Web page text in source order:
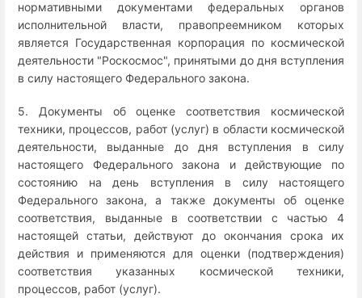
нормативными документами федеральных органов
исполнительной власти, правопреемником которых
является Государственная корпорация по космической
деятельности "Роскосмос", принятыми до дня вступления
в силу настоящего Федерального закона.
5. Документы об оценке соответствия космической
техники, процессов, работ (услуг) в области космической
деятельности, выданные до дня вступления в силу
настоящего Федерального закона и действующие по
состоянию на день вступления в силу настоящего
Федерального закона, а также документы об оценке
соответствия, выданные в соответствии с частью 4
настоящей статьи, действуют до окончания срока их
действия и применяются для оценки (подтверждения)
соответствия указанных космической техники,
процессов, работ (услуг).